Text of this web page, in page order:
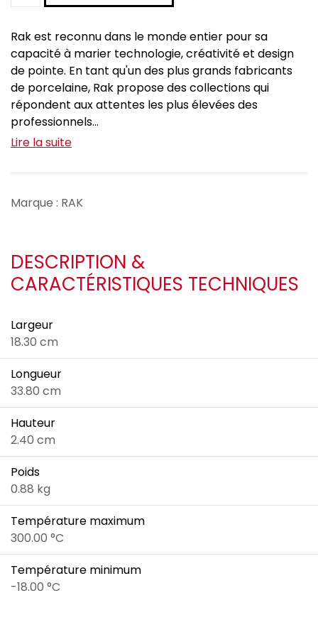
Rak est reconnu dans le monde entier pour sa
capacité à marier technologie, créativité et design
de pointe. En tant qu'un des plus grands fabricants
de porcelaine, Rak propose des collections qui
répondent aux attentes les plus élevées des
professionnels...
Lire la suite
Marque : RAK
DESCRIPTION &
CARACTÉRISTIQUES TECHNIQUES
Largeur
18.30 cm
Longueur
33.80 cm
Hauteur
2.40 cm
Poids
0.88 kg
Température maximum
300.00 °C
Température minimum
-18.00 °C